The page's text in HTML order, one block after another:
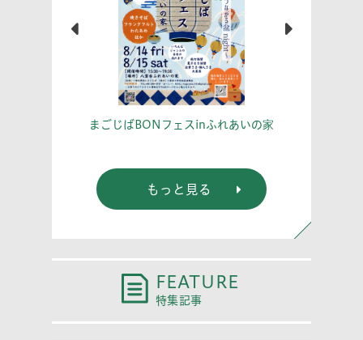
まごじばBONフェスinふれあいの家
もっと見る
FEATURE
特集記事